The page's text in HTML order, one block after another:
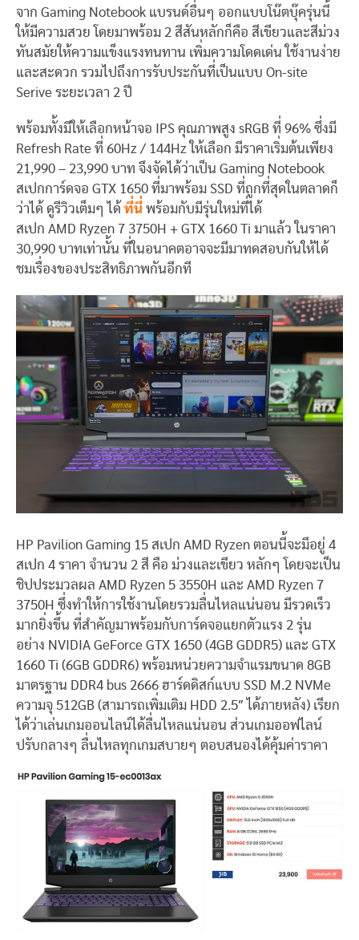
จาก Gaming Notebook แบรนด์อื่นๆ ออกแบบโน๊ตบุ๊ครุ่นนี้
ให้มีความสวย โดยมาพร้อม 2 สีสันหลักก็คือ สีเขียวและสีม่วง
ทันสมัยให้ความแข็งแรงทนทาน เพิ่มความโดดเด่น ใช้งานง่าย
และสะดวก รวมไปถึงการรับประกันที่เป็นแบบ On-site
Serive ระยะเวลา 2 ปี
พร้อมทั้งมีให้เลือกหน้าจอ IPS คุณภาพสูง sRGB ที่ 96% ซึ่งมี
Refresh Rate ที่ 60Hz / 144Hz ให้เลือก มีราคาเริ่มต้นเพียง
21,990 – 23,990 บาท จึงจัดได้ว่าเป็น Gaming Notebook
สเปกการ์ดจอ GTX 1650 ที่มาพร้อม SSD ที่ถูกที่สุดในตลาดก็
ว่าได้ ดูรีวิวเต็มๆ ได้ ที่นี่ พร้อมกับมีรุ่นใหม่ที่ได้
สเปก AMD Ryzen 7 3750H + GTX 1660 Ti มาแล้ว ในราคา
30,990 บาทเท่านั้น ที่ในอนาคตอาจจะมีมาทดสอบกันให้ได้
ชมเรื่องของประสิทธิภาพกันอีกที
HP Pavilion Gaming 15 สเปก AMD Ryzen ตอนนี้จะมีอยู่ 4
สเปก 4 ราคา จำนวน 2 สี คือ ม่วงและเขียว หลักๆ โดยจะเป็น
ชิปประมวลผล AMD Ryzen 5 3550H และ AMD Ryzen 7
3750H ซึ่งทำให้การใช้งานโดยรวมลื่นไหลแน่นอน มีรวดเร็ว
มากยิ่งขึ้น ที่สำคัญมาพร้อมกับการ์ดจอแยกตัวแรง 2 รุ่น
อย่าง NVIDIA GeForce GTX 1650 (4GB GDDR5) และ GTX
1660 Ti (6GB GDDR6) พร้อมหน่วยความจำแรมขนาด 8GB
มาตรฐาน DDR4 bus 2666 ฮาร์ดดิสก์แบบ SSD M.2 NVMe
ความจุ 512GB (สามารถเพิ่มเติม HDD 2.5″ ได้ภายหลัง) เรียก
ได้ว่าเล่นเกมออนไลน์ได้ลื่นไหลแน่นอน ส่วนเกมออฟไลน์
ปรับกลางๆ ลื่นไหลทุกเกมสบายๆ ตอบสนองได้คุ้มค่าราคา